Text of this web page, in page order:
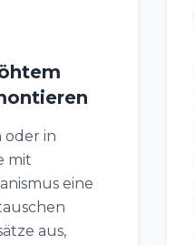
oder in
mit
eine
aus,